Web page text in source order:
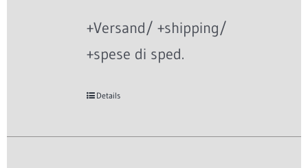
+Versand/ +shipping/
+spese di sped.
Details